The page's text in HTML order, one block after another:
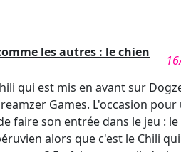
les autres : le chien
qui est mis en avant sur
Games. L'occasion pour
faire son entrée dans le jeu :
alors que c'est le Chili